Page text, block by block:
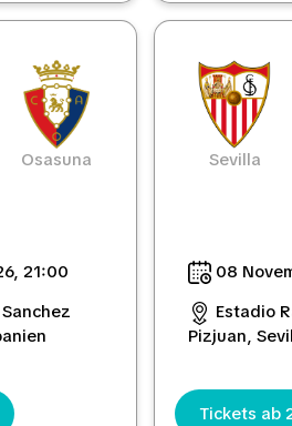
Osasuna
21:00
Sevilla
08
Estadio
Pizjuan,
Tickets ab